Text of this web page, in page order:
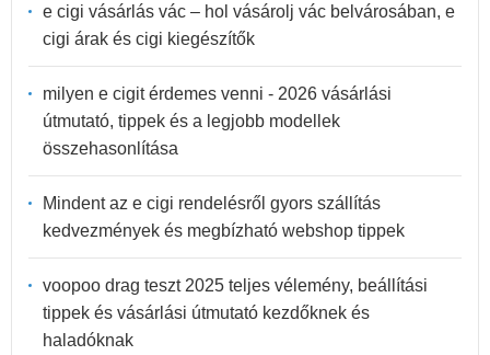
e cigi vásárlás vác – hol vásárolj vác belvárosában, e
cigi árak és cigi kiegészítők
milyen e cigit érdemes venni - 2026 vásárlási
útmutató, tippek és a legjobb modellek
összehasonlítása
Mindent az e cigi rendelésről gyors szállítás
kedvezmények és megbízható webshop tippek
voopoo drag teszt 2025 teljes vélemény, beállítási
tippek és vásárlási útmutató kezdőknek és
haladóknak